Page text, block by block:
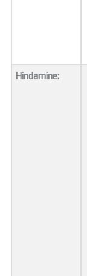
Hindamine: